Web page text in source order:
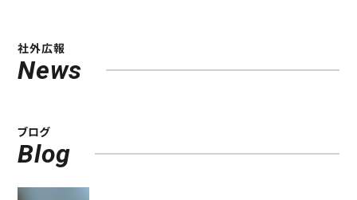
社外広報
News
ブログ
Blog